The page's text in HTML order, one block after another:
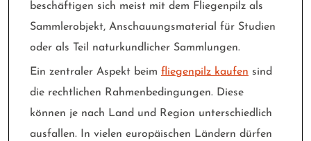
beschäftigen sich meist mit dem Fliegenpilz als
Sammlerobjekt, Anschauungsmaterial für Studien
oder als Teil naturkundlicher Sammlungen.
Ein zentraler Aspekt beim fliegenpilz kaufen sind
die rechtlichen Rahmenbedingungen. Diese
können je nach Land und Region unterschiedlich
ausfallen. In vielen europäischen Ländern dürfen